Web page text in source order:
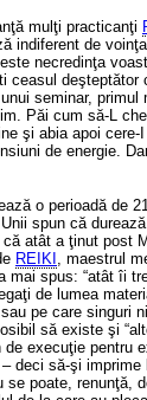
mulţi practicanţi
indiferent de
necredinţa
ceasul deşteptător
seminar, primul
Păi cum să-L
şi abia apoi
de energie.
o perioadă de
spun că
atât a ţinut post
REIKI
, maestrul
spus: “atât îi
de lumea
pe care singuri
să existe şi
execuţie
deci să-şi
poate, renunţă,